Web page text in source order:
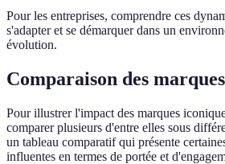
Pour les entreprises, comprendre ces
s'adapter et se démarquer dans un
évolution.
Comparaison des
Pour illustrer l'impact des marques
comparer plusieurs d'entre elles sous
un tableau comparatif qui présente
influentes en termes de portée et